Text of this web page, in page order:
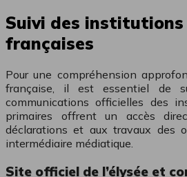
Suivi des
françaises
Pour une compréhension
française, il est essentiel de
communications officielles des
primaires offrent un accès
déclarations et aux travaux des
intermédiaire médiatique.
Site officiel de l’élysée et